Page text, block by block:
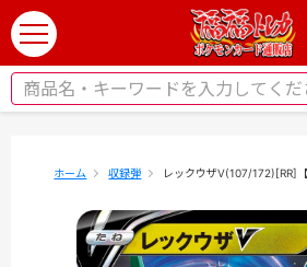
t
o
g
ホーム 収録弾 レックウザV(107/172)[RR]【